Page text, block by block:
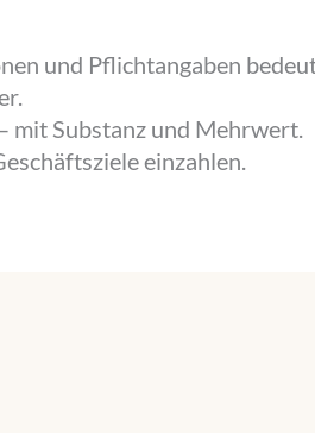
und Pflichtangaben
mit Substanz und Mehrwert.
einzahlen.